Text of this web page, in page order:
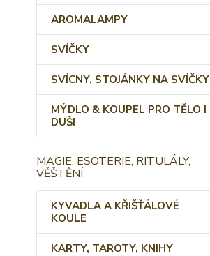
AROMALAMPY
SVÍČKY
SVÍCNY, STOJÁNKY NA SVÍČKY
MÝDLO & KOUPEL PRO TĚLO I
DUŠI
MAGIE, ESOTERIE, RITULÁLY,
VĚŠTĚNÍ
KYVADLA A KŘIŠŤÁLOVÉ
KOULE
KARTY, TAROTY, KNIHY